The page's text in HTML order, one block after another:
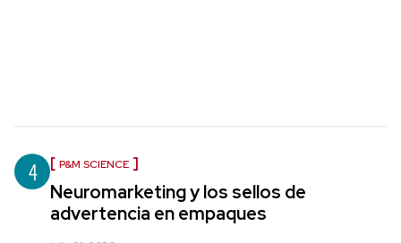
4 P&M SCIENCE
Neuromarketing y los sellos de
advertencia en empaques